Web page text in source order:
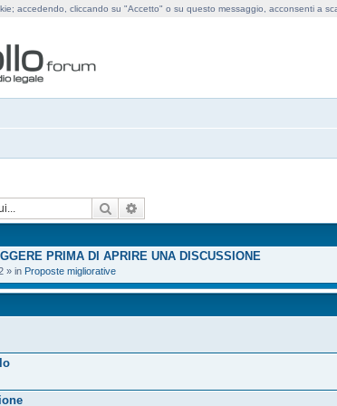
Cerca
PRIMA DI APRIRE UNA DISCUSSIONE
» in Proposte migliorative
accedendo, cliccando su "Accetto" o su questo messaggio, acconsenti a